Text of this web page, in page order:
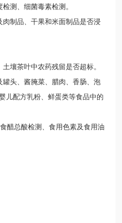
测、细菌毒素检测。
制品、干果和米面制品是否浸
壤茶叶中农药残留是否超标。
头、酱腌菜、腊肉、香肠、泡
儿配方乳粉、鲜蛋类等食品中的
醋总酸检测、食用色素及食用油